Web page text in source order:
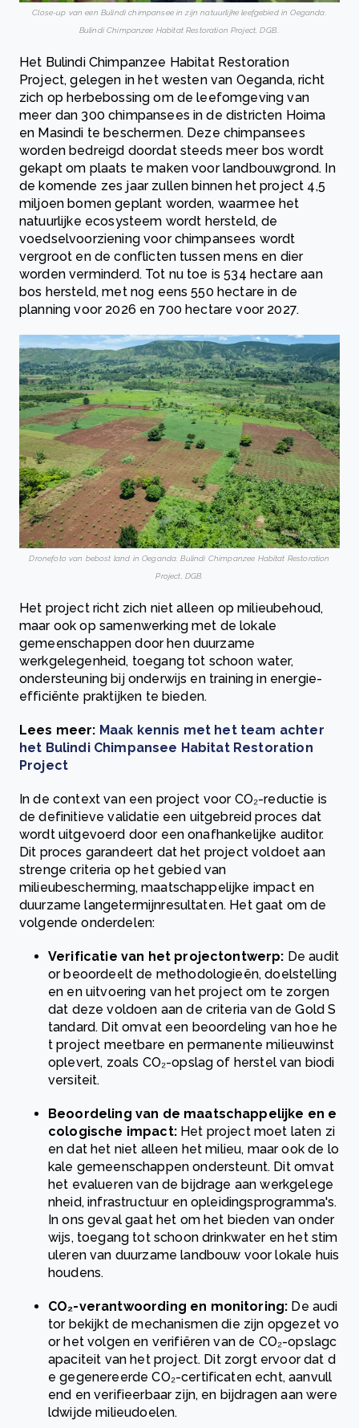
Close-up van een Bulindi chimpansee in zijn natuurlijke leefgebied in Oeganda.
Bulindi Chimpanzee Habitat Restoration Project, DGB..
Het Bulindi Chimpanzee Habitat Restoration
Project, gelegen in het westen van Oeganda, richt
zich op herbebossing om de leefomgeving van
meer dan 300 chimpansees in de districten Hoima
en Masindi te beschermen. Deze chimpansees
worden bedreigd doordat steeds meer bos wordt
gekapt om plaats te maken voor landbouwgrond. In
de komende zes jaar zullen binnen het project 4,5
miljoen bomen geplant worden, waarmee het
natuurlijke ecosysteem wordt hersteld, de
voedselvoorziening voor chimpansees wordt
vergroot en de conflicten tussen mens en dier
worden verminderd. Tot nu toe is 534 hectare aan
bos hersteld, met nog eens 550 hectare in de
planning voor 2026 en 700 hectare voor 2027.
Dronefoto van bebost land in Oeganda. Bulindi Chimpanzee Habitat Restoration
Project, DGB.
Het project richt zich niet alleen op milieubehoud,
maar ook op samenwerking met de lokale
gemeenschappen door hen duurzame
werkgelegenheid, toegang tot schoon water,
ondersteuning bij onderwijs en training in energie-
efficiënte praktijken te bieden.
Lees meer: Maak kennis met het team achter
het Bulindi Chimpansee Habitat Restoration
Project
In de context van een project voor CO₂-reductie is
de definitieve validatie een uitgebreid proces dat
wordt uitgevoerd door een onafhankelijke auditor.
Dit proces garandeert dat het project voldoet aan
strenge criteria op het gebied van
milieubescherming, maatschappelijke impact en
duurzame langetermijnresultaten. Het gaat om de
volgende onderdelen:
Verificatie van het projectontwerp: De audit
or beoordeelt de methodologieën, doelstelling
en en uitvoering van het project om te zorgen
dat deze voldoen aan de criteria van de Gold S
tandard. Dit omvat een beoordeling van hoe he
t project meetbare en permanente milieuwinst
oplevert, zoals CO₂-opslag of herstel van biodi
versiteit.
Beoordeling van de maatschappelijke en e
cologische impact:Het project moet laten zi
en dat het niet alleen het milieu, maar ook de lo
kale gemeenschappen ondersteunt. Dit omvat
het evalueren van de bijdrage aan werkgelege
nheid, infrastructuur en opleidingsprogramma's.
In ons geval gaat het om het bieden van onder
wijs, toegang tot schoon drinkwater en het stim
uleren van duurzame landbouw voor lokale huis
houdens.
CO₂-verantwoording en monitoring: De audi
tor bekijkt de mechanismen die zijn opgezet vo
or het volgen en verifiëren van de CO₂-opslagc
apaciteit van het project. Dit zorgt ervoor dat d
e gegenereerde CO₂-certificaten echt, aanvull
end en verifieerbaar zijn, en bijdragen aan were
ldwijde milieudoelen.